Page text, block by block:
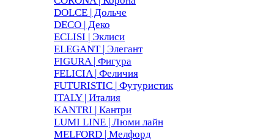
DOLCE | Дольче
DECO | Деко
ECLISI | Эклиси
ELEGANT | Элегант
FIGURA | Фигура
FELICIA | Феличия
FUTURISTIC | Футуристик
ITALY | Италия
KANTRI | Кантри
LUMI LINE | Люми лайн
MELFORD | Мелфорд